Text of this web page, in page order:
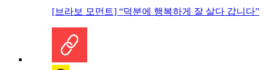
[브라보 모먼트] “덕분에 행복하게 잘 살다 갑니다”